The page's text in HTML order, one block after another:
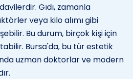
Gıdı, zamanla
veya kilo alımı gibi
Bu durum, birçok kişi için
Bursa'da, bu tür estetik
uzman doktorlar ve modern